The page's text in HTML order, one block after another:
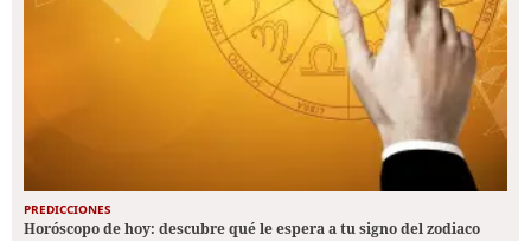
PREDICCIONES
Horóscopo de hoy: descubre qué le espera a tu signo del zodiaco